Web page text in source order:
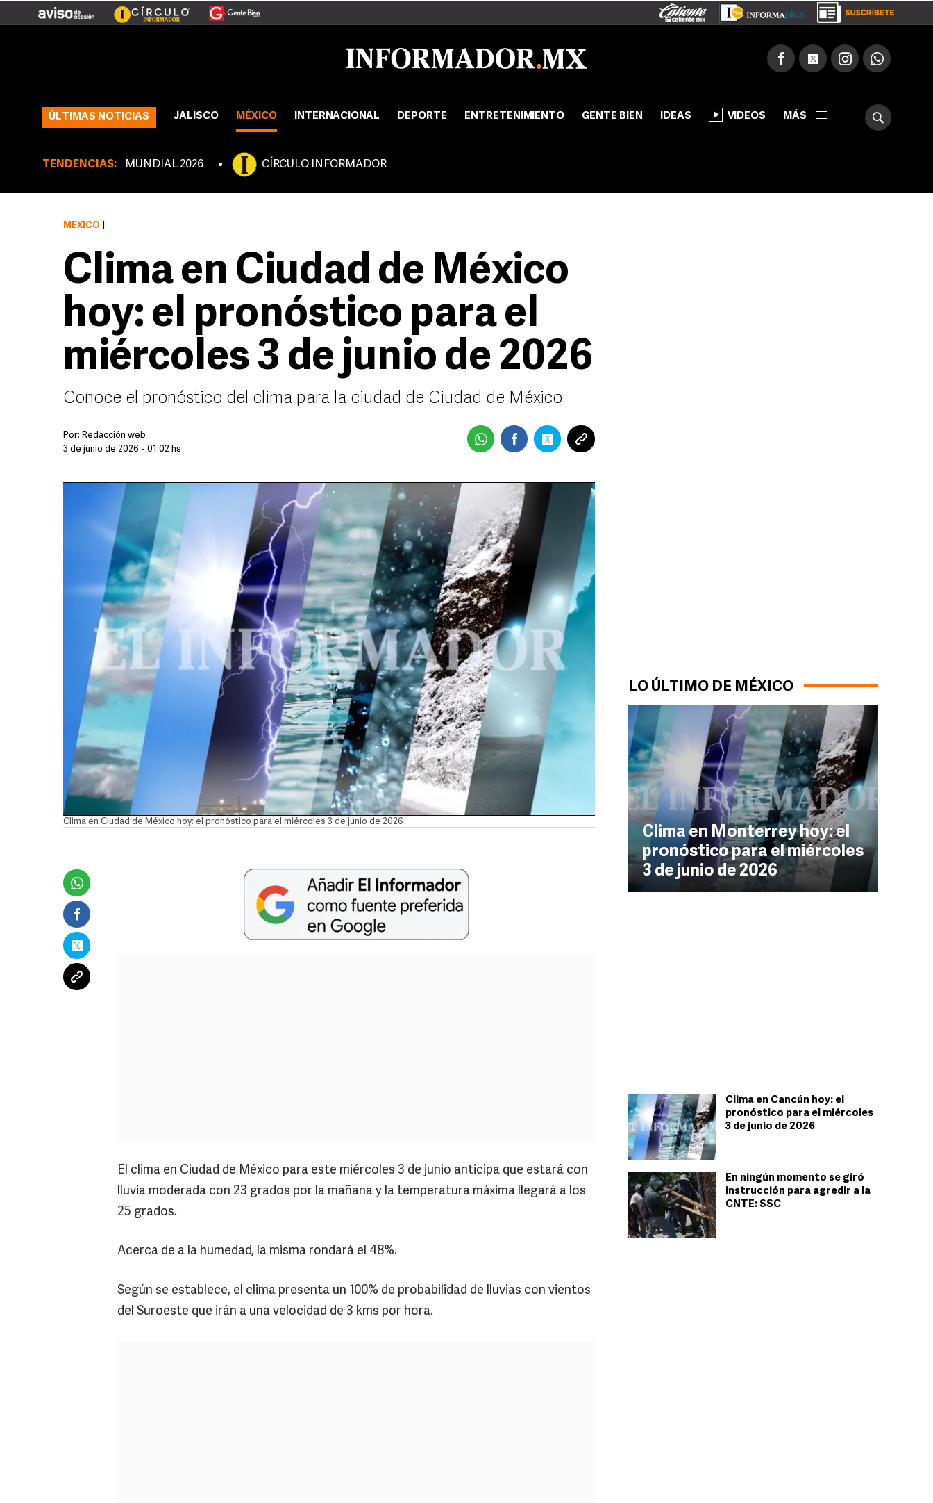
ÚLTIMAS NOTICIAS JALISCO MÉXICO INTERNACIONAL DEPORTE ENTRETENIMIENTO GENTE BIEN IDEAS VIDEOS MÁS
TENDENCIAS: MUNDIAL 2026 CÍRCULO INFORMADOR
LO ÚLTIMO DE MÉXICO
Clima en Monterrey hoy: el
pronóstico para el miércoles
3 de junio de 2026
Clima en Cancún hoy: el
pronóstico para el miércoles
3 de junio de 2026
En ningún momento se giró
instrucción para agredir a la
CNTE: SSC
MÉXICO
Clima en Ciudad de México
hoy: el pronóstico para el
miércoles 3 de junio de 2026
Conoce el pronóstico del clima para la ciudad de Ciudad de México
Por: Redacción web .
3 de junio de 2026 - 01:02 hs
Clima en Ciudad de México hoy: el pronóstico para el miércoles 3 de junio de 2026
El clima en Ciudad de México para este miércoles 3 de junio anticipa que estará con
lluvia moderada con 23 grados por la mañana y la temperatura máxima llegará a los
25 grados.
Acerca de a la humedad, la misma rondará el 48%.
Según se establece, el clima presenta un 100% de probabilidad de lluvias con vientos
del Suroeste que irán a una velocidad de 3 kms por hora.